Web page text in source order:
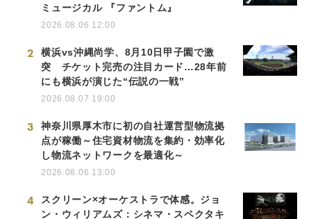
ミュージカル 『ファントム』
2026.08.06 12:00
2
横浜vs沖縄尚学、8月10日甲子園で激
突 チケット完売の注目カード…28年前
にも横浜が演じた“伝説の一戦”
2026.08.07 19:00
3
神奈川県厚木市に初の自社運営型物流拠
点が稼働～住宅資材物流を集約・効率化
し物流ネットワークを最適化～
2026.08.06 13:00
4
スクリーン×オーケストラで体感。ジョ
ン・ウィリアムズ：シネマ・スペクタキ